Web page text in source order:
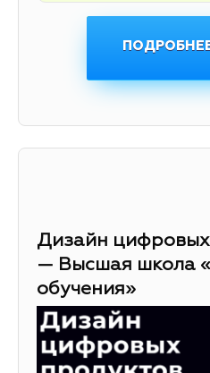
Дизайн цифровых
— Высшая школа
обучения»